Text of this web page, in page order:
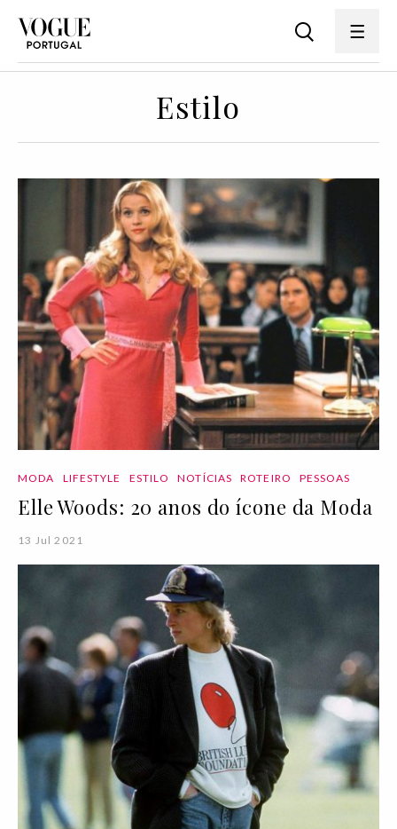
Estilo
MODA LIFESTYLE ESTILO NOTÍCIAS ROTEIRO PESSOAS
Elle Woods: 20 anos do ícone da Moda
13 Jul 2021